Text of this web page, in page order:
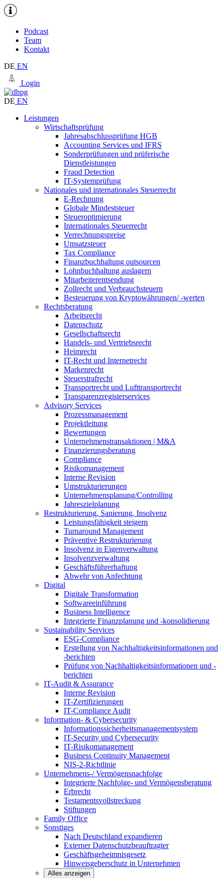
Podcast
Team
Kontakt
DE EN
Login
DE EN
Leistungen
Wirtschaftsprüfung
Jahresabschlussprüfung HGB
Accounting Services und IFRS
Sonderprüfungen und prüferische
Dienstleistungen
Fraud Detection
IT-Systemprüfung
Nationales und internationales Steuerrecht
E-Rechnung
Globale Mindeststeuer
Steueroptimierung
Internationales Steuerrecht
Verrechnungspreise
Umsatzsteuer
Tax Compliance
Finanzbuchhaltung outsourcen
Lohnbuchhaltung auslagern
Mitarbeiterentsendung
Zollrecht und Verbrauchsteuern
Besteuerung von Kryptowährungen/ -werten
Rechtsberatung
Arbeitsrecht
Datenschutz
Gesellschaftsrecht
Handels- und Vertriebsrecht
Heimrecht
IT-Recht und Internetrecht
Markenrecht
Steuerstrafrecht
Transportrecht und Lufttransportrecht
Transparenzregisterservices
Advisory Services
Prozessmanagement
Projektleitung
Bewertungen
Unternehmenstransaktionen | M&A
Finanzierungsberatung
Compliance
Risikomanagement
Interne Revision
Umstrukturierungen
Unternehmensplanung/Controlling
Jahreszielplanung
Restrukturierung, Sanierung, Insolvenz
Leistungsfähigkeit steigern
Turnaround Management
Präventive Restrukturierung
Insolvenz in Eigenverwaltung
Insolvenzverwaltung
Geschäftsführerhaftung
Abwehr von Anfechtung
Digital
Digitale Transformation
Softwareeinführung
Business Intelligence
Integrierte Finanzplanung und -konsolidierung
Sustainability Services
ESG-Compliance
Erstellung von Nachhaltigkeitsinformationen und
-berichten
Prüfung von Nachhaltigkeitsinformationen und -
berichten
IT-Audit & Assurance
Interne Revision
IT-Zertifizierungen
IT-Compliance Audit
Information- & Cybersecurity
Informationssicherheitsmanagementsystem
IT-Security und Cybersecurity
IT-Risikomanagement
Business Continuity Management
NIS-2-Richtlinie
Unternehmens-/Vermögensnachfolge
Integrierte Nachfolge- und Vermögensberatung
Erbrecht
Testamentsvollstreckung
Stiftungen
Family Office
Sonstiges
Nach Deutschland expandieren
Externer Datenschutzbeauftragter
Geschäftsgeheimnisgesetz
Hinweisgeberschutz in Unternehmen
Alles anzeigen